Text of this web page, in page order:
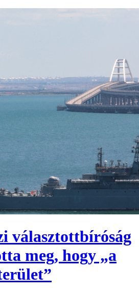
választottbíróság
meg, hogy „a